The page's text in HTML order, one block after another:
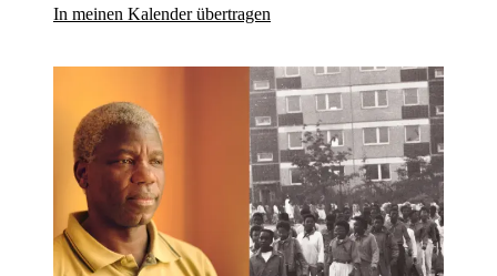
In meinen Kalender übertragen